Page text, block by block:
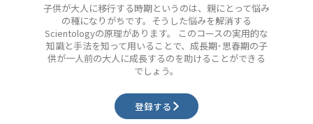
子供が大人に移行する時期というのは、親にとって悩み
の種になりがちです。そうした悩みを解消する
Scientologyの原理があります。 このコースの実用的な
知識と手法を知って用いることで、成長期･思春期の子
供が一人前の大人に成長するのを助けることができる
でしょう。
登録する